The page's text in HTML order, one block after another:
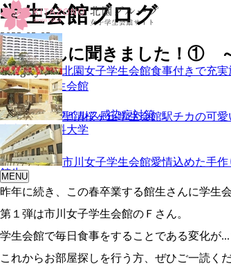
北園女子学生会館食事付きで充実
聖蹟桜ヶ丘学生会館駅チカの可愛
市川女子学生会館愛情込めた手
MENU
学生会館ブログ
2022-03-03
館生さんに聞きました！①
Category
市川女子学生会館
Tag
新型コロナウイルス感染症対策
東京医科歯科大学
部屋探し
食事
館生
昨年に続き、この春卒業する館生さんに学生
第１弾は市川女子学生会館のＦさん。
学生会館で毎日食事をすることである変化が...
これからお部屋探しを行う方、ぜひご一読く